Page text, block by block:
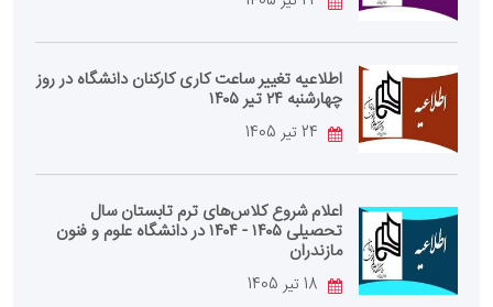
اطلاعیه تغییر ساعت کاری کارکنان دانشگاه در روز
چهارشنبه ۲۴ تیر ۱۴۰۵
اعلام شروع کلاس‌های ترم تابستان سال
تحصیلی ۱۴۰۵ - ۱۴۰۴ در دانشگاه علوم و فنون
مازندران